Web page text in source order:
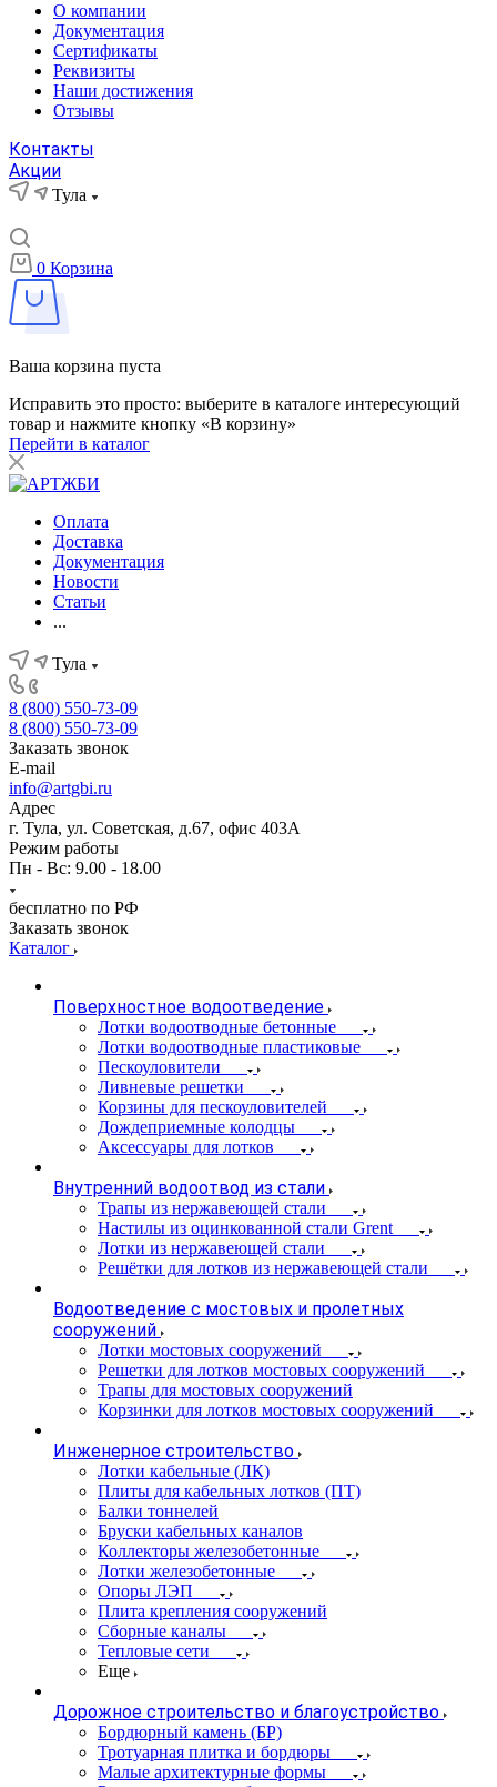
О компании
Документация
Сертификаты
Реквизиты
Наши достижения
Отзывы
Контакты
Акции
Тула
0 Корзина
Ваша корзина пуста
Исправить это просто: выберите в каталоге интересующий
товар и нажмите кнопку «В корзину»
Перейти в каталог
Оплата
Доставка
Документация
Новости
Статьи
...
Тула
8 (800) 550-73-09
8 (800) 550-73-09
Заказать звонок
E-mail
info@artgbi.ru
Адрес
г. Тула, ул. Советская, д.67, офис 403А
Режим работы
Пн - Вс: 9.00 - 18.00
бесплатно по РФ
Заказать звонок
Каталог
Поверхностное водоотведение
Лотки водоотводные бетонные
Лотки водоотводные пластиковые
Пескоуловители
Ливневые решетки
Корзины для пескоуловителей
Дождеприемные колодцы
Аксессуары для лотков
Внутренний водоотвод из стали
Трапы из нержавеющей стали
Настилы из оцинкованной стали Grent
Лотки из нержавеющей стали
Решётки для лотков из нержавеющей стали
Водоотведение с мостовых и пролетных
сооружений
Лотки мостовых сооружений
Решетки для лотков мостовых сооружений
Трапы для мостовых сооружений
Корзинки для лотков мостовых сооружений
Инженерное строительство
Лотки кабельные (ЛК)
Плиты для кабельных лотков (ПТ)
Балки тоннелей
Бруски кабельных каналов
Коллекторы железобетонные
Лотки железобетонные
Опоры ЛЭП
Плита крепления сооружений
Сборные каналы
Тепловые сети
Еще
Дорожное строительство и благоустройство
Бордюрный камень (БР)
Тротуарная плитка и бордюры
Малые архитектурные формы